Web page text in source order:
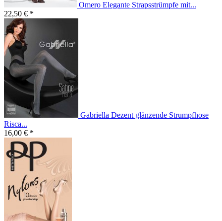
Omero Elegante Strapsstrümpfe mit...
22,50 € *
Gabriella Dezent glänzende Strumpfhose
Risca...
16,00 € *